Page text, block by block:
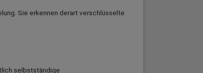
Sie erkennen derart verschlüsselte
selbstständige